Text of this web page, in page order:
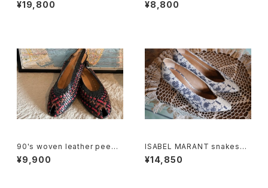
aly
¥19,800 ¥8,800
90's woven leather peep t
oe Slingbacks
¥9,900
ISABEL MARANT snakeski
n heeled Pumps
¥14,850